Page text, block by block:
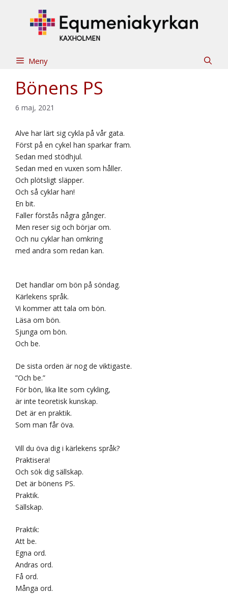
Meny
Bönens PS
6 maj, 2021
Alve har lärt sig cykla på vår gata.
Först på en cykel han sparkar fram.
Sedan med stödhjul.
Sedan med en vuxen som håller.
Och plötsligt släpper.
Och så cyklar han!
En bit.
Faller förstås några gånger.
Men reser sig och börjar om.
Och nu cyklar han omkring
med andra som redan kan.
Det handlar om bön på söndag.
Kärlekens språk.
Vi kommer att tala om bön.
Läsa om bön.
Sjunga om bön.
Och be.
De sista orden är nog de viktigaste.
”Och be.”
För bön, lika lite som cykling,
är inte teoretisk kunskap.
Det är en praktik.
Som man får öva.
Vill du öva dig i kärlekens språk?
Praktisera!
Och sök dig sällskap.
Det är bönens PS.
Praktik.
Sällskap.
Praktik:
Att be.
Egna ord.
Andras ord.
Få ord.
Många ord.